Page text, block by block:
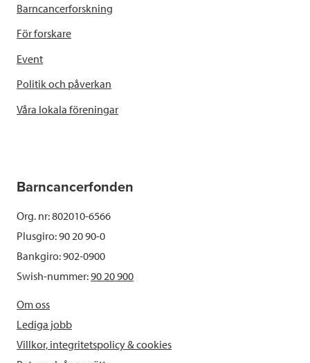
Barncancerforskning
För forskare
Event
Politik och påverkan
Våra lokala föreningar
Barncancerfonden
Org. nr: 802010-6566
Plusgiro: 90 20 90-0
Bankgiro: 902-0900
Swish-nummer:90 20 900
Om oss
Lediga jobb
Villkor, integritetspolicy & cookies